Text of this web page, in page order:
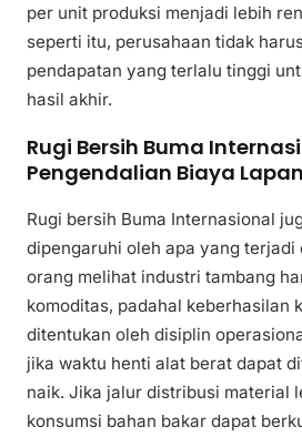
per unit produksi menjadi lebih
seperti itu, perusahaan tidak
pendapatan yang terlalu tinggi
hasil akhir.
Rugi Bersih Buma
Pengendalian Biaya
Rugi bersih Buma Internasional
dipengaruhi oleh apa yang terjadi
orang melihat industri tambang
komoditas, padahal keberhasilan
ditentukan oleh disiplin
jika waktu henti alat berat dapat
naik. Jika jalur distribusi material
konsumsi bahan bakar dapat